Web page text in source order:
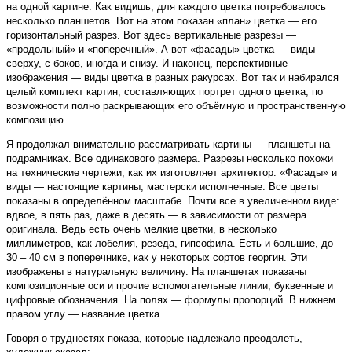
на одной картине. Как видишь, для каждого цветка потребовалось
несколько планшетов. Вот на этом показан «план» цветка — его
горизонтальный разрез. Вот здесь вертикальные разрезы —
«продольный» и «поперечный». А вот «фасады» цветка — виды
сверху, с боков, иногда и снизу. И наконец, перспективные
изображения — виды цветка в разных ракурсах. Вот так и набирался
целый комплект картин, составляющих портрет одного цветка, по
возможности полно раскрывающих его объёмную и пространственную
композицию.
Я продолжал внимательно рассматривать картины — планшеты на
подрамниках. Все одинакового размера. Разрезы несколько похожи
на технические чертежи, как их изготовляет архитектор. «Фасады» и
виды — настоящие картины, мастерски исполненные. Все цветы
показаны в определённом масштабе. Почти все в увеличенном виде:
вдвое, в пять раз, даже в десять — в зависимости от размера
оригинала. Ведь есть очень мелкие цветки, в несколько
миллиметров, как лобелия, резеда, гипсофила. Есть и большие, до
30 – 40 см в поперечнике, как у некоторых сортов георгин. Эти
изображены в натуральную величину. На планшетах показаны
композиционные оси и прочие вспомогательные линии, буквенные и
цифровые обозначения. На полях — формулы пропорций. В нижнем
правом углу — название цветка.
Говоря о трудностях показа, которые надлежало преодолеть,